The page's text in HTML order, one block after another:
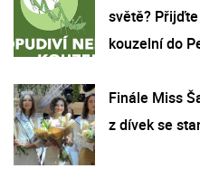
světě?
kouzelní do
Finále Miss
z dívek se